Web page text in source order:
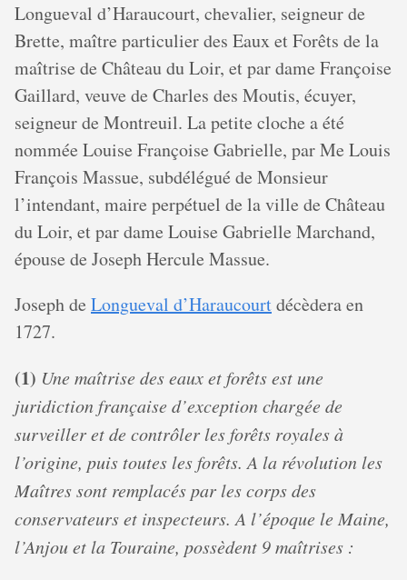
Longueval d’Haraucourt, chevalier, seigneur de
Brette, maître particulier des Eaux et Forêts de la
maîtrise de Château du Loir, et par dame Françoise
Gaillard, veuve de Charles des Moutis, écuyer,
seigneur de Montreuil. La petite cloche a été
nommée Louise Françoise Gabrielle, par Me Louis
François Massue, subdélégué de Monsieur
l’intendant, maire perpétuel de la ville de Château
du Loir, et par dame Louise Gabrielle Marchand,
épouse de Joseph Hercule Massue.
Joseph de Longueval d’Haraucourtdécèdera en
1727.
(1) Une maîtrise des eaux et forêts est une
juridiction française d’exception chargée de
surveiller et de contrôler les forêts royales à
l’origine, puis toutes les forêts. A la révolution les
Maîtres sont remplacés par les corps des
conservateurs et inspecteurs. A l’époque le Maine,
l’Anjou et la Touraine, possèdent 9 maîtrises :